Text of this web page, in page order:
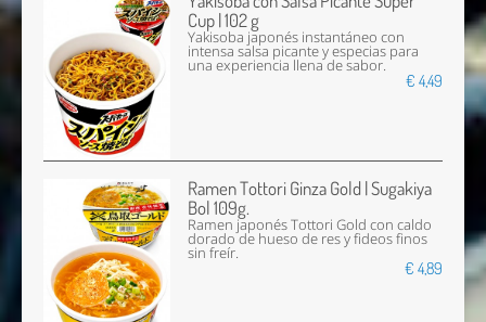
Cup | 102 g
Yakisoba japonés instantáneo con
intensa salsa picante y especias para
una experiencia llena de sabor.
€ 4,49
Ramen Tottori Ginza Gold | Sugakiya
Bol 109g.
Ramen japonés Tottori Gold con caldo
dorado de hueso de res y fideos finos
sin freír.
€ 4,89